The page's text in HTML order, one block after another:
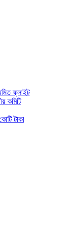
ফ্লাইট
কমিটি
টাকা